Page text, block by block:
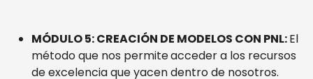
MÓDULO 5: CREACIÓN DE MODELOS CON PNL:El
método que nos permiteacceder a los recursos
de excelencia que yacen dentro de nosotros.